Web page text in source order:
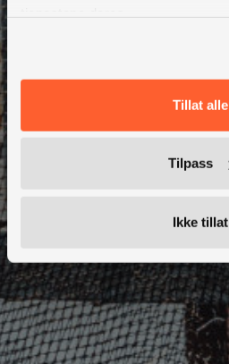
Tillat alle
Tilpass
Ikke tillat
Trøndelag
Vestland
Rogaland